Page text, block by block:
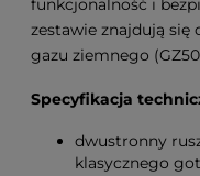
funkcjonalność i
zestawie znajdują się
gazu ziemnego
Specyfikacja
dwustronny
klasycznego